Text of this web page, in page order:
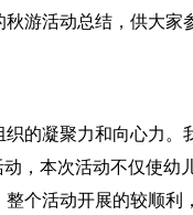
游活动总结，供大家
的凝聚力和向心力。
，本次活动不仅使幼
个活动开展的较顺利